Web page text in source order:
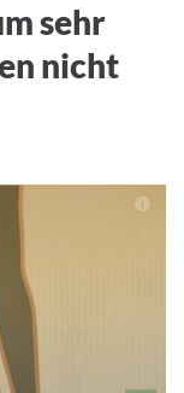
sehr
nicht